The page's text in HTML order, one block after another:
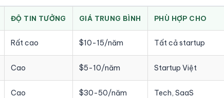
ĐỘ TIN TƯỞNG GIÁ TRUNG BÌNH PHÙ HỢP CHO
Rất cao $10-15/năm Tất cả startup
Cao $5-10/năm Startup Việt
Cao $30-50/năm Tech, SaaS